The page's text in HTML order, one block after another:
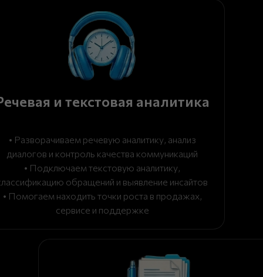
и текстовая аналитика
• Разворачиваем речевую аналитику, анализ
диалогов и контроль качества коммуникаций
• Подключаем текстовую аналитику,
обращений и выявление инсайтов
• Помогаем находить точки роста в продажах,
сервисе и поддержке